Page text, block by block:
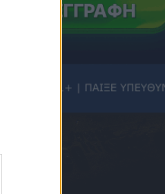
μεταγραφές: Πιέζει για να κλείσει
Ντίκμαν από την Μπάρι
2026 12:12
του Big-4 – Ποιος έχει επενδύσει τα
μέχρι στιγμής
2026 12:04